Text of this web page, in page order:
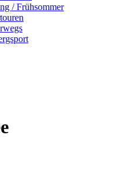
/ Frühsommer